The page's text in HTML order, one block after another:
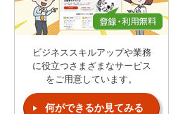
ビジネススキルアップや業務
に役立つさまざまなサービス
をご用意しています。
何ができるか見てみる